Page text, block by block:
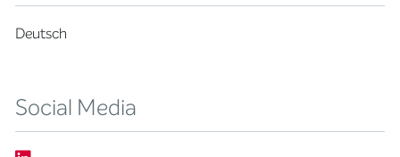
Deutsch
Social Media